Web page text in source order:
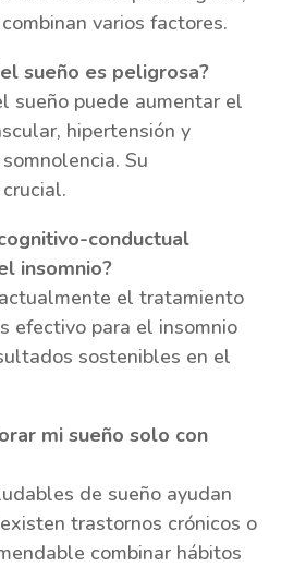
varios factores.
sueño es peligrosa?
sueño puede aumentar el
hipertensión y
Su
conductual
insomnio?
el tratamiento
efectivo para el insomnio
sostenibles en el
mi sueño solo con
de sueño ayudan
trastornos crónicos o
combinar hábitos